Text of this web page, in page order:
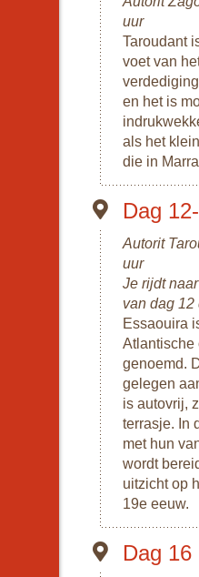
uur
Taroudant
voet van
en het is
als het
die in
Dag
Autorit
uur
Je rijdt
van dag 12
Essaouira
Atlantische
genoemd.
gelegen
is autovrij,
terrasje. In
met hun
wordt
uitzicht op
19e eeuw.
Dag 16